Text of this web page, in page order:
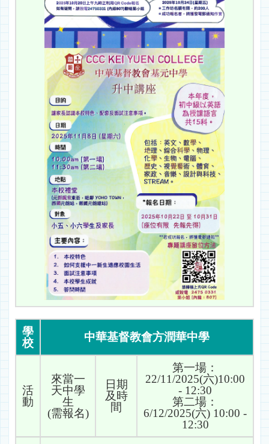
學
校
中華基督教會方潤華中學
活
動
來當一
天中學
生
(需報名)
日期
及時
間
第一場：
22/11/2025(六)10:00
- 12:30
第二場：
6/12/2025(六) 10:00 -
12:30